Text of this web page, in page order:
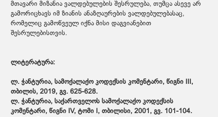
მთავარი მიზანია ვალდებულების შესრულება, თუმცა ასევე არ
გამორიცხავს იმ ზიანის ანაზღაურების ვალდებულებასაც,
რომელიც გამოწვეულ იქნა მისი დაგვიანებით
შესრულებისთვის.
ლიტერატურა:
ლ. ჭანტურია, სამოქალაქო კოდექსის კომენტარი, წიგნი III,
თბილის, 2019, გვ. 625-628.
ლ. ჭანტურია, საქართველოს სამოქალაქო კოდექსის
კომენტარი, წიგნი IV, ტომი I, თბილისი, 2001, გვ. 101-104.